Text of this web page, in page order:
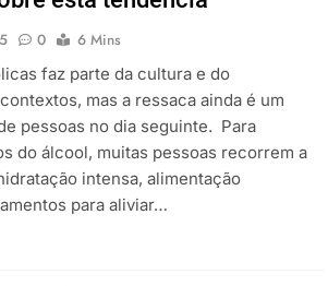
0
6 Mins
faz parte da cultura e do
mas a ressaca ainda é um
pessoas no dia seguinte. Para
do álcool, muitas pessoas recorrem a
intensa, alimentação
para aliviar…